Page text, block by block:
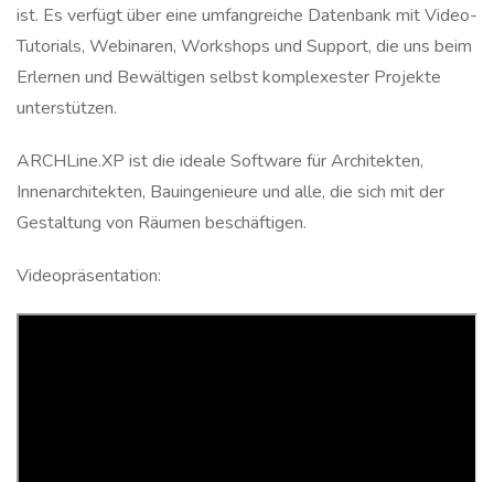
ist. Es verfügt über eine umfangreiche Datenbank mit Video-
Tutorials, Webinaren, Workshops und Support, die uns beim
Erlernen und Bewältigen selbst komplexester Projekte
unterstützen.
ARCHLine.XP ist die ideale Software für Architekten,
Innenarchitekten, Bauingenieure und alle, die sich mit der
Gestaltung von Räumen beschäftigen.
Videopräsentation: